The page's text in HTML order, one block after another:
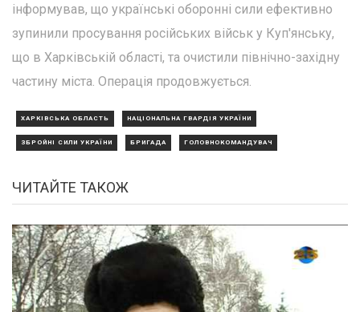
інформував, що українські оборонні сили ефективно
зупинили просування російських військ у Куп'янську,
що в Харківській області, та очистили північно-західну
частину міста. Операція продовжується.
ХАРКІВСЬКА ОБЛАСТЬ НАЦІОНАЛЬНА ГВАРДІЯ УКРАЇНИ
ЗБРОЙНІ СИЛИ УКРАЇНИ БРИГАДА ГОЛОВНОКОМАНДУВАЧ
ЧИТАЙТЕ ТАКОЖ